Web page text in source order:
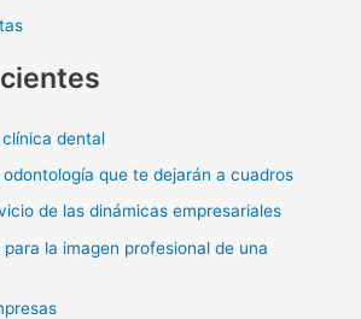
dental
que te dejarán a cuadros
de las dinámicas empresariales
la imagen profesional de una